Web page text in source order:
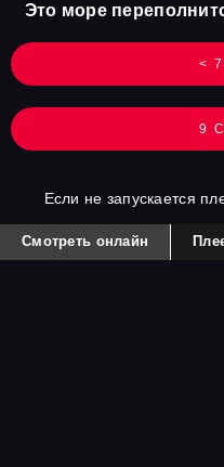
<
Это море
9
Если не запускается
Смотреть онлайн